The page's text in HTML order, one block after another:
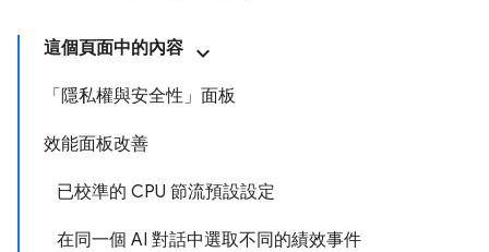
這個頁面中的內容
「隱私權與安全性」面板
效能面板改善
已校準的 CPU 節流預設設定
在同一個 AI 對話中選取不同的績效事件